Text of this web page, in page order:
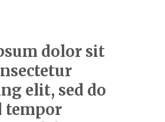
dolor sit
elit, sed do
tempor